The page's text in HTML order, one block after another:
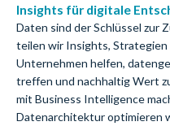
Insights für digitale
Daten sind der Schlüssel zur
teilen wir Insights, Strategien
Unternehmen helfen,
treffen und nachhaltig Wert
mit Business Intelligence
Datenarchitektur optimieren